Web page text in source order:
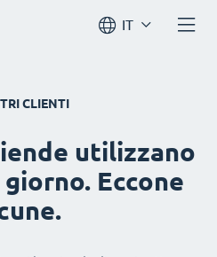
IT
CLIENTI
utilizzano
Eccone